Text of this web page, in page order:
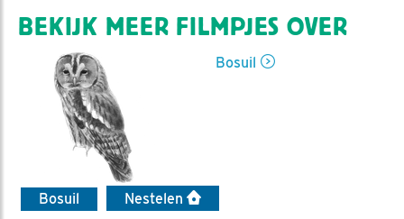
BEKIJK MEER FILMPJES OVER
Bosuil
Bosuil
Nestelen